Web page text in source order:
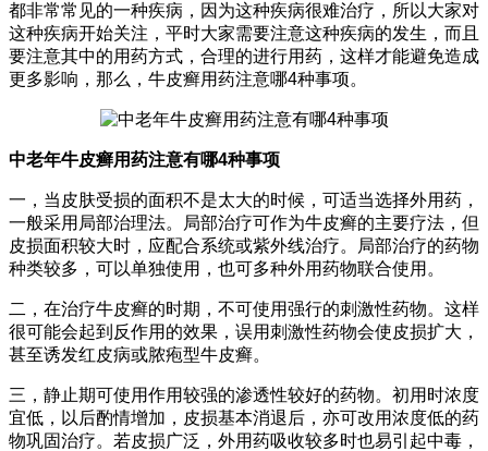
都非常常见的一种疾病，因为这种疾病很难治疗，所以大家对
这种疾病开始关注，平时大家需要注意这种疾病的发生，而且
要注意其中的用药方式，合理的进行用药，这样才能避免造成
更多影响，那么，牛皮癣用药注意哪4种事项。
中老年牛皮癣用药注意有哪4种事项
一，当皮肤受损的面积不是太大的时候，可适当选择外用药，
一般采用局部治理法。局部治疗可作为牛皮癣的主要疗法，但
皮损面积较大时，应配合系统或紫外线治疗。局部治疗的药物
种类较多，可以单独使用，也可多种外用药物联合使用。
二，在治疗牛皮癣的时期，不可使用强行的刺激性药物。这样
很可能会起到反作用的效果，误用刺激性药物会使皮损扩大，
甚至诱发红皮病或脓疱型牛皮癣。
三，静止期可使用作用较强的渗透性较好的药物。初用时浓度
宜低，以后酌情增加，皮损基本消退后，亦可改用浓度低的药
物巩固治疗。若皮损广泛，外用药吸收较多时也易引起中毒，